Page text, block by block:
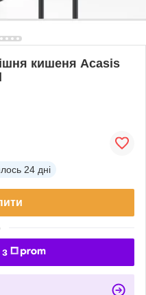
кишеня Acasis
24 дні